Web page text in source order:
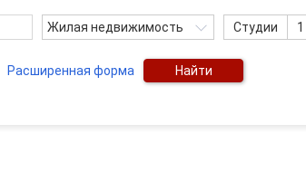
Жилая недвижимость Студии 1
Расширенная форма Найти